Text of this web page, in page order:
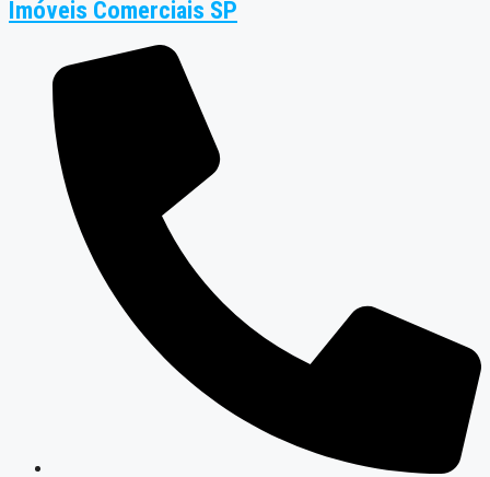
Imóveis Comerciais SP